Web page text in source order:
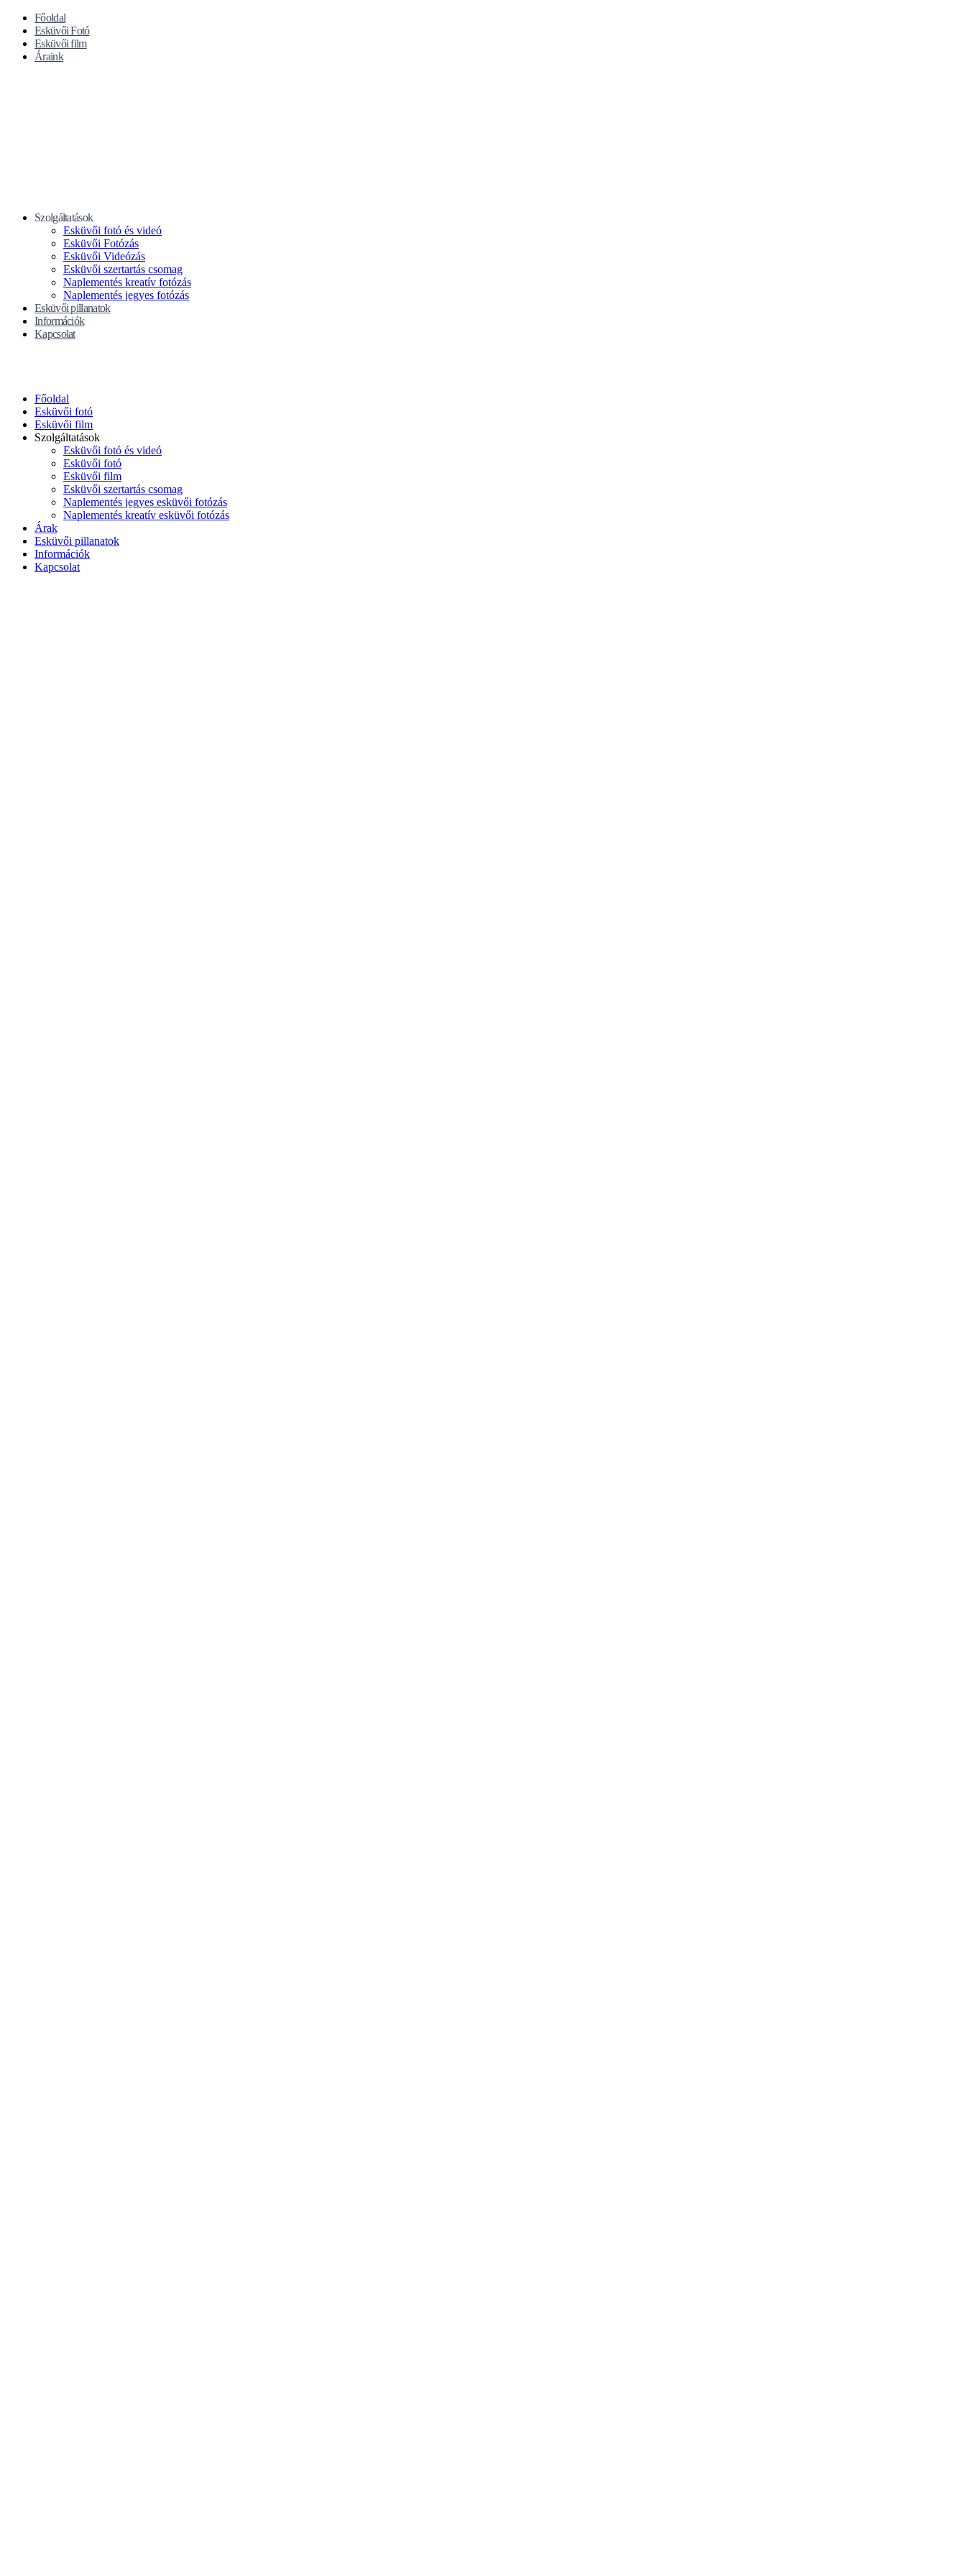
Főoldal
Esküvői Fotó
Esküvői film
Áraink
Szolgáltatások
Esküvői fotó és videó
Esküvői Fotózás
Esküvői Videózás
Esküvői szertartás csomag
Naplementés kreatív fotózás
Naplementés jegyes fotózás
Esküvői pillanatok
Információk
Kapcsolat
Főoldal
Esküvői fotó
Esküvői film
Szolgáltatások
Esküvői fotó és videó
Esküvői fotó
Esküvői film
Esküvői szertartás csomag
Naplementés jegyes esküvői fotózás
Naplementés kreatív esküvői fotózás
Árak
Esküvői pillanatok
Információk
Kapcsolat